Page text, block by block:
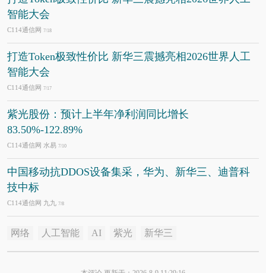
智能大会
C114通信网 7/18
打造Token极致性价比 新华三震撼亮相2026世界人工
智能大会
C114通信网 7/17
紫光股份：预计上半年净利润同比增长
83.50%-122.89%
C114通信网 水易 7/10
中国移动抗DDOS设备集采，华为、新华三、迪普科
技中标
C114通信网 九九 7/8
网络 人工智能 AI 紫光 新华三